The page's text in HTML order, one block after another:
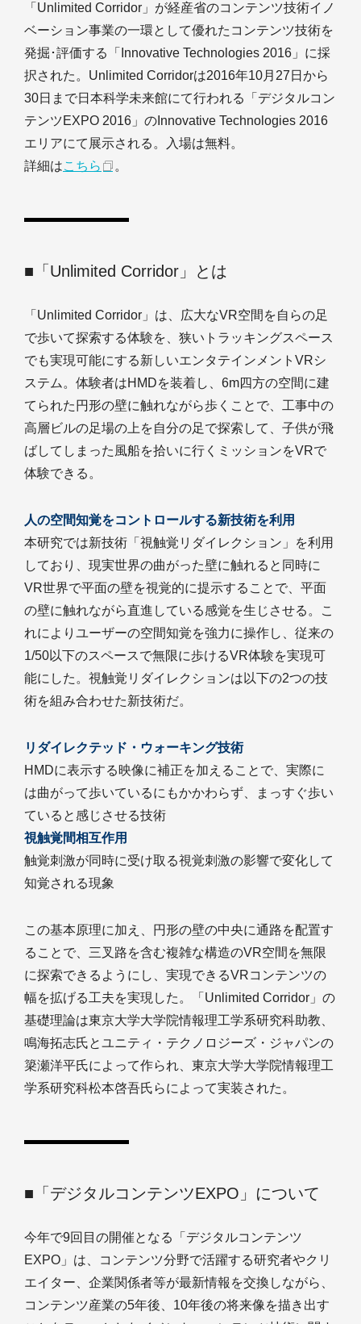
「Unlimited Corridor」が経産省のコンテンツ技術イノ
ベーション事業の一環として優れたコンテンツ技術を
発掘･評価する「Innovative Technologies 2016」に採
択された。Unlimited Corridorは2016年10月27日から
30日まで日本科学未来館にて行われる「デジタルコン
テンツEXPO 2016」のInnovative Technologies 2016
エリアにて展示される。入場は無料。
詳細はこちら 。
■「Unlimited Corridor」とは
「Unlimited Corridor」は、広大なVR空間を自らの足
で歩いて探索する体験を、狭いトラッキングスペース
でも実現可能にする新しいエンタテインメントVRシ
ステム。体験者はHMDを装着し、6m四方の空間に建
てられた円形の壁に触れながら歩くことで、工事中の
高層ビルの足場の上を自分の足で探索して、子供が飛
ばしてしまった風船を拾いに行くミッションをVRで
体験できる。
人の空間知覚をコントロールする新技術を利用
本研究では新技術「視触覚リダイレクション」を利用
しており、現実世界の曲がった壁に触れると同時に
VR世界で平面の壁を視覚的に提示することで、平面
の壁に触れながら直進している感覚を生じさせる。こ
れによりユーザーの空間知覚を強力に操作し、従来の
1/50以下のスペースで無限に歩けるVR体験を実現可
能にした。視触覚リダイレクションは以下の2つの技
術を組み合わせた新技術だ。
リダイレクテッド・ウォーキング技術
HMDに表示する映像に補正を加えることで、実際に
は曲がって歩いているにもかかわらず、まっすぐ歩い
ていると感じさせる技術
視触覚間相互作用
触覚刺激が同時に受け取る視覚刺激の影響で変化して
知覚される現象
この基本原理に加え、円形の壁の中央に通路を配置す
ることで、三叉路を含む複雑な構造のVR空間を無限
に探索できるようにし、実現できるVRコンテンツの
幅を拡げる工夫を実現した。「Unlimited Corridor」の
基礎理論は東京大学大学院情報理工学系研究科助教、
鳴海拓志氏とユニティ・テクノロジーズ・ジャパンの
簗瀬洋平氏によって作られ、東京大学大学院情報理工
学系研究科松本啓吾氏らによって実装された。
■「デジタルコンテンツEXPO」について
今年で9回目の開催となる「デジタルコンテンツ
EXPO」は、コンテンツ分野で活躍する研究者やクリ
エイター、企業関係者等が最新情報を交換しながら、
コンテンツ産業の5年後、10年後の将来像を描き出す